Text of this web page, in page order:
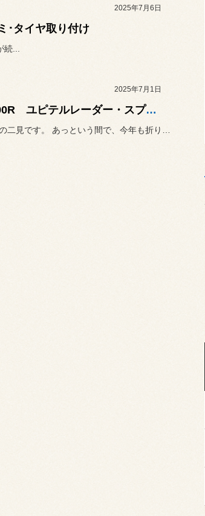
2025年7月6日
･タイヤ取り付け
...
2025年7月1日
スカイライン400R ユピテルレーダー・スプーンスポーツリジカラ・四輪アライメント調整